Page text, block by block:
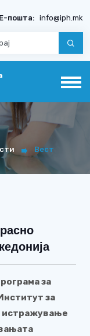
Е-пошта: info@iph.mk
Вест
за
за
истражување